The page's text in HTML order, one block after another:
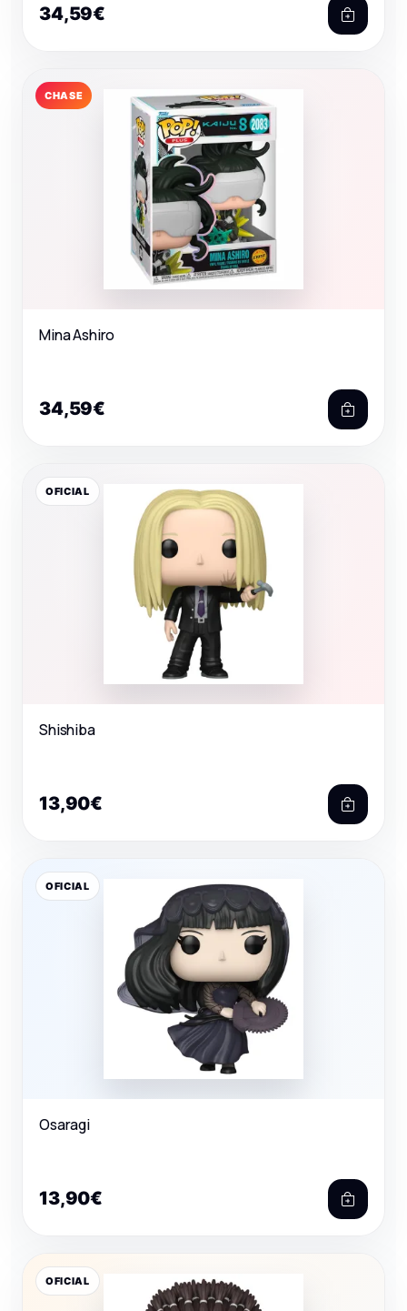
34,59€
CHASE
Mina Ashiro
34,59€
OFICIAL
Shishiba
13,90€
OFICIAL
Osaragi
13,90€
OFICIAL